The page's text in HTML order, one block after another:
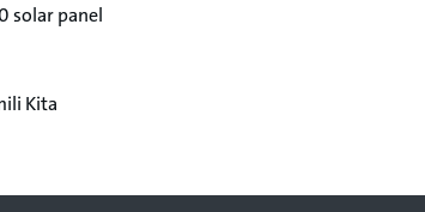
solar panel
Kita